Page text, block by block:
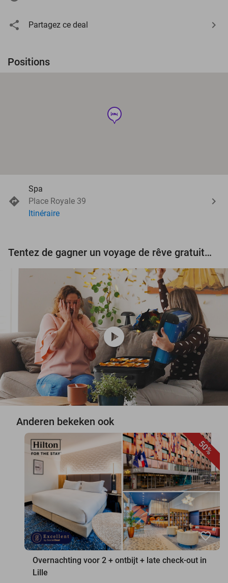
Partagez ce deal
Positions
hotel
Spa
Place Royale 39
Itinéraire
Tentez de gagner un voyage de rêve gratuit d'une valeur de 3.000 € !
play_circle
Anderen bekeken ook
50%
favorite_border
Overnachting voor 2 + ontbijt + late check-out in
Lille